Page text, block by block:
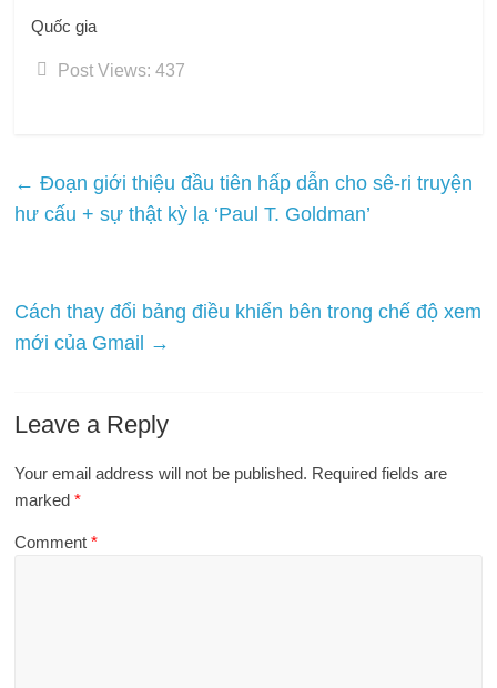
Quốc gia
Post Views: 437
← Đoạn giới thiệu đầu tiên hấp dẫn cho sê-ri truyện
hư cấu + sự thật kỳ lạ ‘Paul T. Goldman’
Cách thay đổi bảng điều khiển bên trong chế độ xem
mới của Gmail
→
Leave a Reply
Your email address will not be published. Required fields are
marked*
Comment*